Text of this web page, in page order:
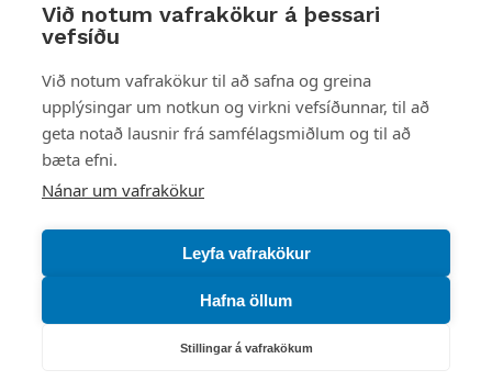
Við notum vafrakökur á þessari
vefsíðu
Við notum vafrakökur til að safna og greina
upplýsingar um notkun og virkni vefsíðunnar, til að
geta notað lausnir frá samfélagsmiðlum og til að
bæta efni.
Nánar um vafrakökur
Leyfa vafrakökur
Hafna öllum
Stillingar á vafrakökum
Styttu þér leið
Mest skoðað
Starfsstöðvar
Náttúruverndarstofnun
Veiðimál, friðlýst svæði, landvarsla og náttúruvernd